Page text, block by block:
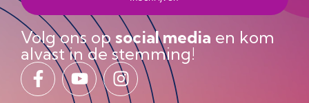
Volg ons op social media en kom
alvast in de stemming!